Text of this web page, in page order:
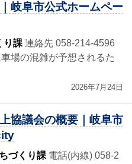
岐阜市公式ホームペー
り課 連絡先 058-214-4596
場の混雑が予想されるた
2026年7月24日
協議会の概要｜岐阜市
づくり課 電話(内線) 058-2